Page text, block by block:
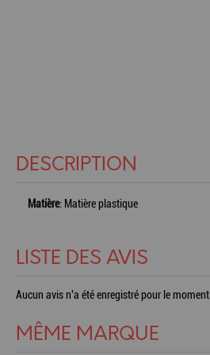
DESCRIPTION
Matière: Matière plastique
LISTE DES AVIS
Aucun avis n'a été enregistré pour le moment.
MÊME MARQUE